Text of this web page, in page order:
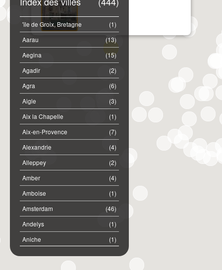
(1)
'île de Groix, Bretagne
(13)
Aarau
(15)
Aegina
(2)
Agadir
(6)
Agra
(3)
Aigle
(1)
Aix la Chapelle
(7)
Aix-en-Provence
(4)
Alexandrie
(2)
Alleppey
(4)
Amber
(1)
Amboise
(46)
Amsterdam
(1)
Andelys
(1)
Aniche
(2)
Annemasse